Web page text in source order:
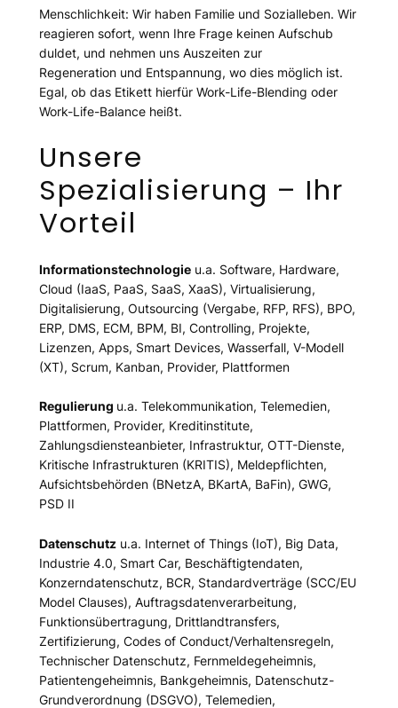
Menschlichkeit: Wir haben Familie und Sozialleben. Wir
reagieren sofort, wenn Ihre Frage keinen Aufschub
duldet, und nehmen uns Auszeiten zur
Regeneration und Entspannung, wo dies möglich ist.
Egal, ob das Etikett hierfür Work-Life-Blending oder
Work-Life-Balance heißt.
Unsere
Spezialisierung – Ihr
Vorteil
Informationstechnologieu.a. Software, Hardware,
Cloud (IaaS, PaaS, SaaS, XaaS), Virtualisierung,
Digitalisierung, Outsourcing (Vergabe, RFP, RFS), BPO,
ERP, DMS, ECM, BPM, BI, Controlling, Projekte,
Lizenzen, Apps, Smart Devices, Wasserfall, V-Modell
(XT), Scrum, Kanban, Provider, Plattformen
Regulierung u.a. Telekommunikation, Telemedien,
Plattformen, Provider, Kreditinstitute,
Zahlungsdiensteanbieter, Infrastruktur, OTT-Dienste,
Kritische Infrastrukturen (KRITIS), Meldepflichten,
Aufsichtsbehörden (BNetzA, BKartA, BaFin), GWG,
PSD II
Datenschutzu.a. Internet of Things (IoT), Big Data,
Industrie 4.0, Smart Car, Beschäftigtendaten,
Konzerndatenschutz, BCR, Standardverträge (SCC/EU
Model Clauses), Auftragsdatenverarbeitung,
Funktionsübertragung, Drittlandtransfers,
Zertifizierung, Codes of Conduct/Verhaltensregeln,
Technischer Datenschutz, Fernmeldegeheimnis,
Patientengeheimnis, Bankgeheimnis, Datenschutz-
Grundverordnung (DSGVO), Telemedien,